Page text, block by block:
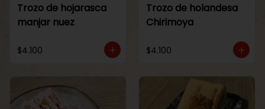
Trozo de hojarasca
manjar nuez
$4.100
Trozo de holandesa
Chirimoya
$4.100